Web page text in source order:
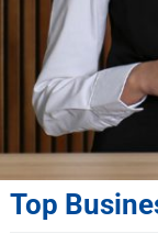
Top